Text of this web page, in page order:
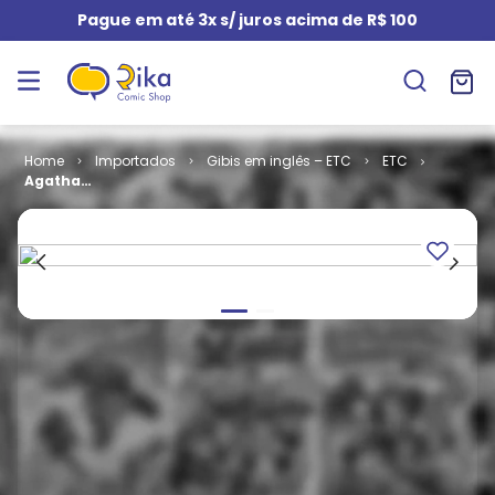
Pague em até 3x s/ juros acima de R$ 100
Importados Gibis em inglês – ETC
ETC
Agatha
Christie - The
Chimneys
(HC)